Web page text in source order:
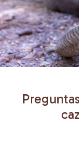
Preguntas